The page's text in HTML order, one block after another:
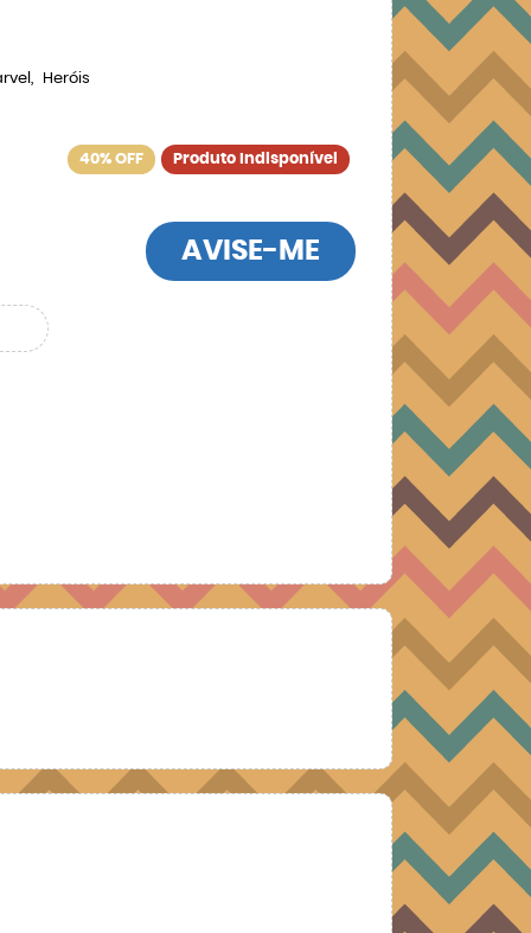
Heróis
40% OFF Produto Indisponível
AVISE-ME